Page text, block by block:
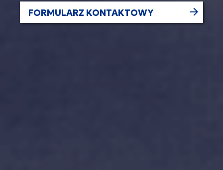
FORMULARZ KONTAKTOWY